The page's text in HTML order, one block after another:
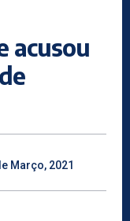
acusou
Março, 2021